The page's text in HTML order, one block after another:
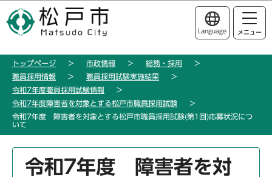
の
ー
このページの本文へ移動
Language メニュー
トップページ 市政情報
総務・採用
職員採用情報
職員採用試験実施結果
令和7年度職員採用試験情報
令和7年度障害者を対象とする松戸市職員採用試験
令和7年度 障害者を対象とする松戸市職員採用試験(第1回)応募状況につ
いて
令和7年度 障害者を対